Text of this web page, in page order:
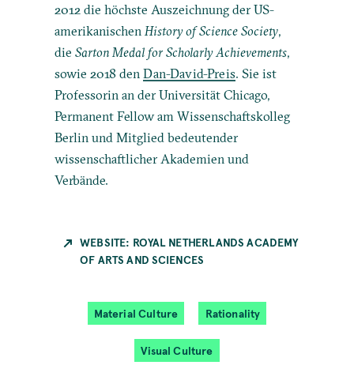
2012 die höchste Auszeichnung der US-
amerikanischen History of Science Society,
dieSarton Medal for Scholarly Achievements,
sowie 2018 denDan-David-Preis. Sie ist
Professorin an der Universität Chicago,
Permanent Fellow am Wissenschaftskolleg
Berlin und Mitglied bedeutender
wissenschaftlicher Akademien und
Verbände.
WEBSITE: ROYAL NETHERLANDS ACADEMY
OF ARTS AND SCIENCES
Material Culture Rationality
Visual Culture